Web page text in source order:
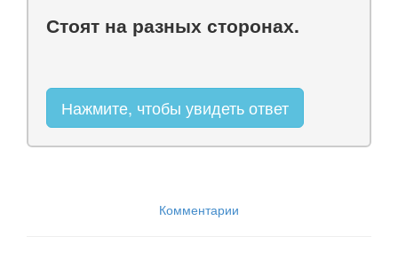
Стоят на разных сторонах.
Нажмите, чтобы увидеть ответ
Комментарии